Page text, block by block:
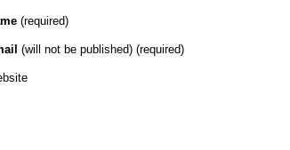
(required)
(will not be published) (required)